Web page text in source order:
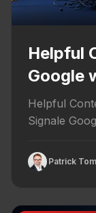
Helpful
Google
Helpful
Signale
langfristig...
Patrick